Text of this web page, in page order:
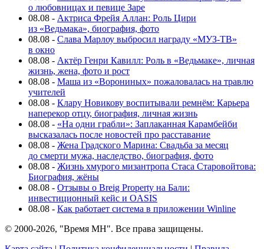
о любовницах и певице Заре
08.08 - Актриса Фрейя Аллан: Роль Цири
из «Ведьмака», биография, фото
08.08 - Слава Марлоу выбросил награду «МУЗ-ТВ»
в окно
08.08 - Актёр Генри Кавилл: Роль в «Ведьмаке», личная
жизнь, жена, фото и рост
08.08 - Маша из «Ворониных» пожаловалась на травлю
учителей
08.08 - Клару Новикову воспитывали ремнём: Карьера
наперекор отцу, биография, личная жизнь
08.08 - «На одни грабли»: Заплаканная Карамбейби
высказалась после новостей про расставание
08.08 - Жена Градского Марина: Свадьба за месяц
до смерти мужа, наследство, биография, фото
08.08 - Жизнь хмурого мизантропа Стаса Старовойтова:
Биография, жёны
08.08 - Отзывы о Breig Property на Бали:
инвестиционный кейс и OASIS
08.08 - Как работает система в приложении Winline
© 2000-2026, "Время МН". Все права защищены.